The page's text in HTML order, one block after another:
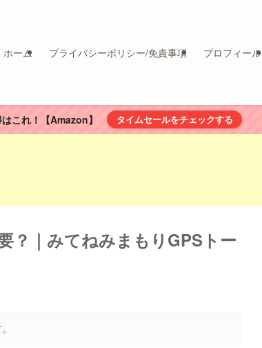
ホーム プライバシーポリシー/免責事項 プロフィール
これ！【Amazon】 タイムセールをチェックする
？｜みてねみまもりGPSトー